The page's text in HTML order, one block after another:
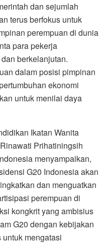
dan sejumlah
terus berfokus untuk
perempuan di dunia
para pekerja
berkelanjutan.
dalam posisi pimpinan
ekonomi
untuk menilai daya
Ikatan Wanita
Prihatiningsih
menyampaikan,
G20 Indonesia akan
dan menguatkan
perempuan di
kongkrit yang ambisius
G20 dengan kebijakan
mengatasi